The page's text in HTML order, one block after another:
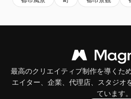
最高のクリエイティブ制作を導くた
エイター、企業、代理店、スタジオ
ています。